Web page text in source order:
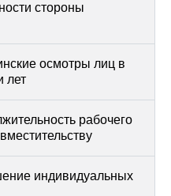
стороны
осмотры лиц в
лет
рабочего
индивидуальных